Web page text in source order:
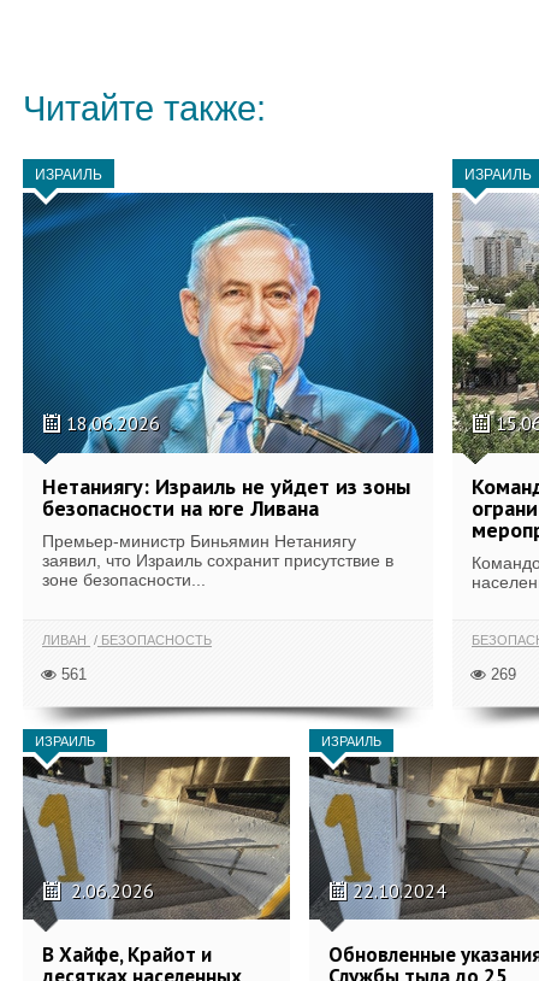
Читайте также:
ИЗРАИЛЬ
18.06.2026
Нетаниягу: Израиль не уйдет из зоны
безопасности на юге Ливана
Премьер-министр Биньямин Нетаниягу
заявил, что Израиль сохранит присутствие в
зоне безопасности...
ЛИВАН БЕЗОПАСНОСТЬ
561
ИЗРАИЛЬ
269
ИЗРАИЛЬ
2.06.2026
В Хайфе, Крайот и
десятках населенных
ИЗРАИЛЬ
22.10.2024
Обновленные
Службы тыла до 25